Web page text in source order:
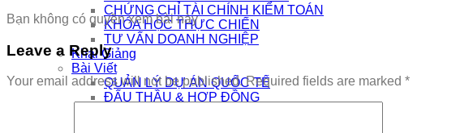
CHỨNG CHỈ TÀI CHÍNH KIỂM TOÁN
KHÓA HỌC THỰC CHIẾN
TƯ VẤN DOANH NGHIỆP
Khai Giảng
Bài Viết
QUẢN LÝ DỰ ÁN QUỐC TẾ
ĐẤU THẦU & HỢP ĐỒNG
Bạn không có quyền xem bài này
Leave a Reply
Your email address will not be published. Required fields are marked *